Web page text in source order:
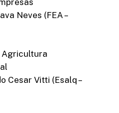
Neves (FEA –
Agricultura
Cesar Vitti (Esalq –